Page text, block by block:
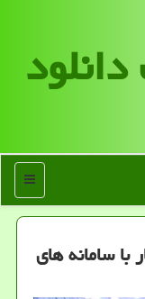
منو
سامانه های